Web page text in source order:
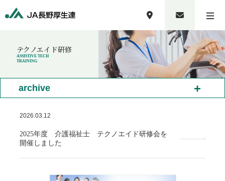
テクノエイド研修
ASSISTIVE TECH
TRAINING
2026.03.12
2025年度 介護福祉士 テクノエイド研修会を
開催しました
archive +